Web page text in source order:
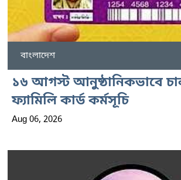
বাংলাদেশ
১৬ আগস্ট আনুষ্ঠানিকভাবে
ফ্যামিলি কার্ড কর্মসূচি
Aug 06, 2026